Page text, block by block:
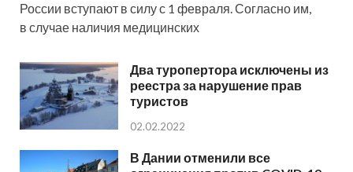
России вступают в силу с 1 февраля. Согласно им,
в случае наличия медицинских
Два туропертора исключены из
реестра за нарушение прав
туристов
02.02.2022
В Дании отменили все